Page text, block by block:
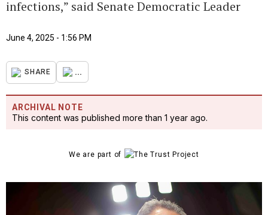
infections,” said Senate Democratic Leader
June 4, 2025 - 1:56 PM
SHARE ...
ARCHIVAL NOTE
This content was published more than 1 year ago.
We are part of